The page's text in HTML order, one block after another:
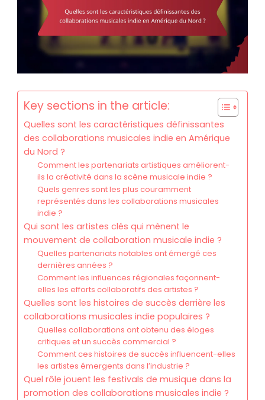
Key sections in the article:
Quelles sont les caractéristiques définissantes
des collaborations musicales indie en Amérique
du Nord ?
Comment les partenariats artistiques améliorent-
ils la créativité dans la scène musicale indie ?
Quels genres sont les plus couramment
représentés dans les collaborations musicales
indie ?
Qui sont les artistes clés qui mènent le
mouvement de collaboration musicale indie ?
Quelles partenariats notables ont émergé ces
dernières années ?
Comment les influences régionales façonnent-
elles les efforts collaboratifs des artistes ?
Quelles sont les histoires de succès derrière les
collaborations musicales indie populaires ?
Quelles collaborations ont obtenu des éloges
critiques et un succès commercial ?
Comment ces histoires de succès influencent-elles
les artistes émergents dans l’industrie ?
Quel rôle jouent les festivals de musique dans la
promotion des collaborations musicales indie ?